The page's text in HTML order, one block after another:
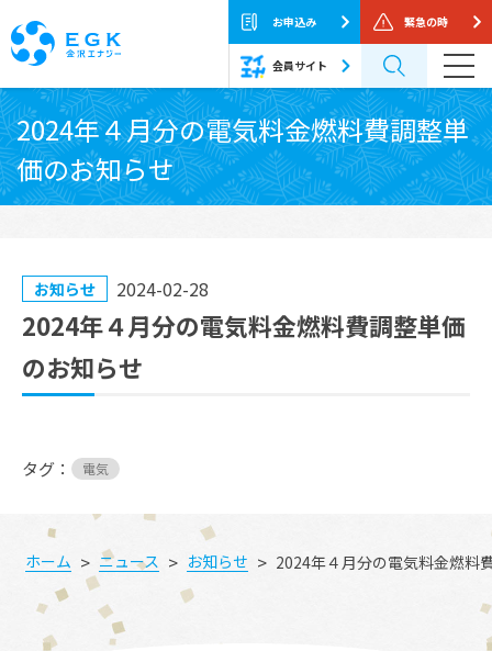
Skip
to
the
content
お申込み
会員サイト
緊急の時
2024年４月分の電気料金燃料費調整単
価のお知らせ
お知らせ 2024-02-28
2024年４月分の電気料金燃料費調整単価
のお知らせ
タグ： 電気
ホーム > ニュース > お知らせ > 2024年４月分の電気料金燃料